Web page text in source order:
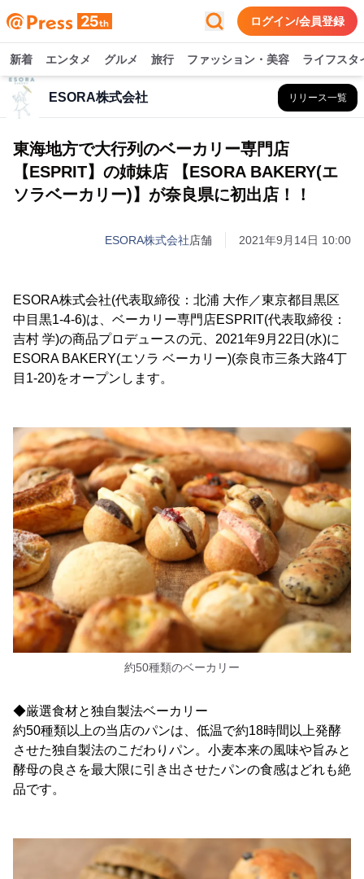
ログイン/会員登録
新着 エンタメ グルメ 旅行 ファッション・美容 ライフスタ
ESORA株式会社 リリース一覧
東海地方で大行列のベーカリー専門店
【ESPRIT】の姉妹店 【ESORA BAKERY(エ
ソラベーカリー)】が奈良県に初出店！！
ESORA株式会社店舗 2021年9月14日 10:00
ESORA株式会社(代表取締役：北浦 大作／東京都目黒区
中目黒1-4-6)は、ベーカリー専門店ESPRIT(代表取締役：
吉村 学)の商品プロデュースの元、2021年9月22日(水)に
ESORA BAKERY(エソラ ベーカリー)(奈良市三条大路4丁
目1-20)をオープンします。
約50種類のベーカリー
◆厳選食材と独自製法ベーカリー
約50種類以上の当店のパンは、低温で約18時間以上発酵
させた独自製法のこだわりパン。小麦本来の風味や旨みと
酵母の良さを最大限に引き出させたパンの食感はどれも絶
品です。